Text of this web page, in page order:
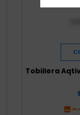
Tobillera
$